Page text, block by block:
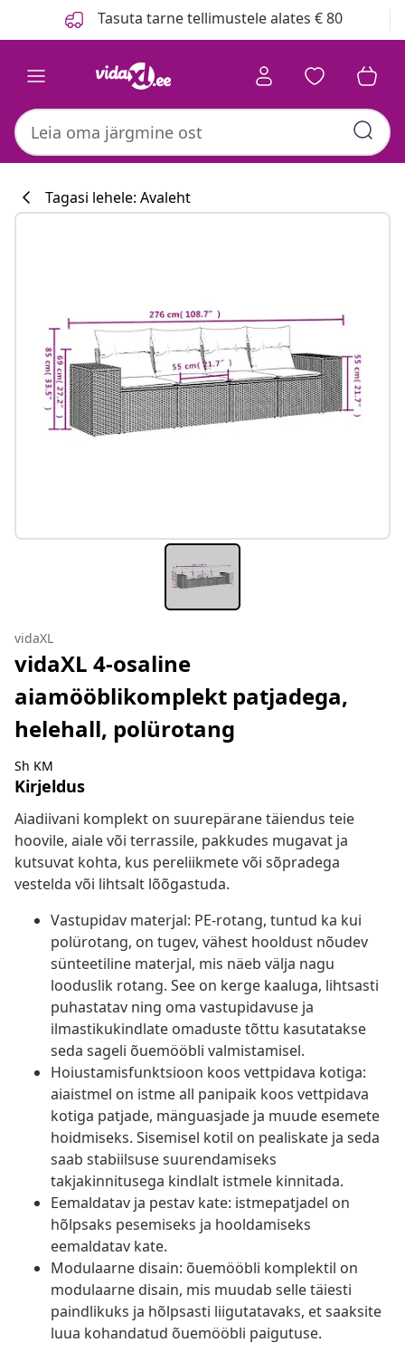
Tasuta tarne tellimustele alates € 80
#sharemevidaxl
Tagasi lehele: Avaleht
vidaXL
vidaXL 4-osaline
aiamööblikomplekt patjadega,
helehall, polürotang
Sh KM
Kirjeldus
Aiadiivani komplekt on suurepärane täiendus teie
hoovile, aiale või terrassile, pakkudes mugavat ja
kutsuvat kohta, kus pereliikmete või sõpradega
vestelda või lihtsalt lõõgastuda.
Vastupidav materjal: PE-rotang, tuntud ka kui
polürotang, on tugev, vähest hooldust nõudev
sünteetiline materjal, mis näeb välja nagu
looduslik rotang. See on kerge kaaluga, lihtsasti
puhastatav ning oma vastupidavuse ja
ilmastikukindlate omaduste tõttu kasutatakse
seda sageli õuemööbli valmistamisel.
Hoiustamisfunktsioon koos vettpidava kotiga:
aiaistmel on istme all panipaik koos vettpidava
kotiga patjade, mänguasjade ja muude esemete
hoidmiseks. Sisemisel kotil on pealiskate ja seda
saab stabiilsuse suurendamiseks
takjakinnitusega kindlalt istmele kinnitada.
Eemaldatav ja pestav kate: istmepatjadel on
hõlpsaks pesemiseks ja hooldamiseks
eemaldatav kate.
Modulaarne disain: õuemööbli komplektil on
modulaarne disain, mis muudab selle täiesti
paindlikuks ja hõlpsasti liigutatavaks, et saaksite
luua kohandatud õuemööbli paigutuse.